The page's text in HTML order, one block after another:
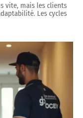
vite, mais les clients
Les cycles